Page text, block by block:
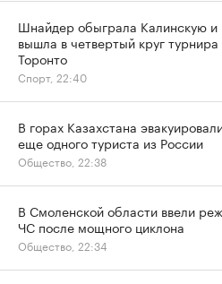
Шнайдер обыграла Калинскую и
вышла в четвертый круг турнира
Торонто
Спорт, 22:40
В горах Казахстана
еще одного туриста из России
Общество, 22:38
В Смоленской области ввели
ЧС после мощного циклона
Общество, 22:34